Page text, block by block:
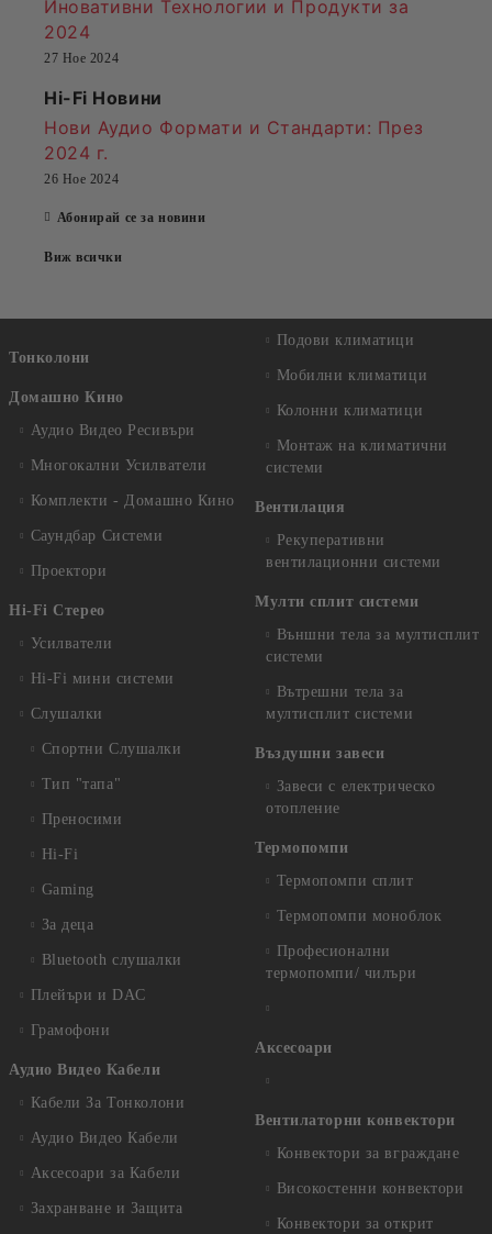
Иновативни Технологии и Продукти за
2024
27 Ное 2024
Hi-Fi Новини
Нови Аудио Формати и Стандарти: През
2024 г.
26 Ное 2024
Абонирай се за новини
Виж всички
Тонколони
Домашно Кино
Аудио Видео Рeсивъри
Многокални Усилватели
Комплекти - Домашно Кино
Саундбар Системи
Проектори
Hi-Fi Стерео
Усилватели
Hi-Fi мини системи
Слушалки
Спортни Слушалки
Тип "тапа"
Преносими
Hi-Fi
Gaming
За деца
Bluetooth слушалки
Плейъри и DAC
Грамофони
Аудио Видео Кабели
Кабели За Тонколони
Аудио Видео Кабели
Аксесоари за Кабели
Захранване и Защита
Подови климатици
Мобилни климатици
Колонни климатици
Монтаж на климатични
системи
Вентилация
Рекуперативни
вентилационни системи
Мулти сплит системи
Външни тела за мултисплит
системи
Вътрешни тела за
мултисплит системи
Въздушни завеси
Завеси с електрическо
отопление
Термопомпи
Термопомпи сплит
Термопомпи моноблок
Професионални
термопомпи/ чилъри
Аксесоари
Вентилаторни конвектори
Конвектори за вграждане
Високостенни конвектори
Конвектори за открит